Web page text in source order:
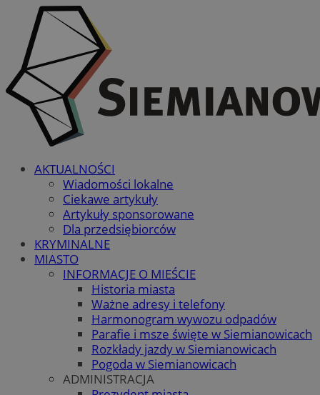
AKTUALNOŚCI
Wiadomości lokalne
Ciekawe artykuły
Artykuły sponsorowane
Dla przedsiębiorców
KRYMINALNE
MIASTO
INFORMACJE O MIEŚCIE
Historia miasta
Ważne adresy i telefony
Harmonogram wywozu odpadów
Parafie i msze święte w Siemianowicach
Rozkłady jazdy w Siemianowicach
Pogoda w Siemianowicach
ADMINISTRACJA